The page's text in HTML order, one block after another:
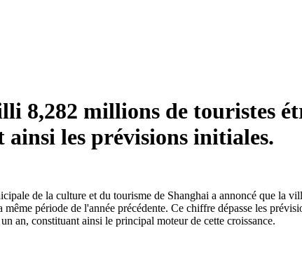
8,282 millions de touristes
ainsi les prévisions initiales.
de la culture et du tourisme de Shanghai a annoncé que la
même période de l'année précédente. Ce chiffre dépasse les
an, constituant ainsi le principal moteur de cette croissance.